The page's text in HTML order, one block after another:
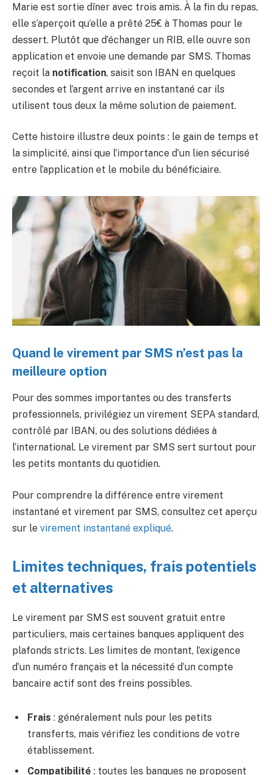
Marie est sortie dîner avec trois amis. À la fin du repas,
elle s’aperçoit qu’elle a prêté 25€ à Thomas pour le
dessert. Plutôt que d’échanger un RIB, elle ouvre son
application et envoie une demande par SMS. Thomas
reçoit la notification, saisit son IBAN en quelques
secondes et l’argent arrive en instantané car ils
utilisent tous deux la même solution de paiement.
Cette histoire illustre deux points : le gain de temps et
la simplicité, ainsi que l’importance d’un lien sécurisé
entre l’application et le mobile du bénéficiaire.
Quand le virement par SMS n’est pas la
meilleure option
Pour des sommes importantes ou des transferts
professionnels, privilégiez un virement SEPA standard,
contrôlé par IBAN, ou des solutions dédiées à
l’international. Le virement par SMS sert surtout pour
les petits montants du quotidien.
Pour comprendre la différence entre virement
instantané et virement par SMS, consultez cet aperçu
sur le virement instantané expliqué.
Limites techniques, frais potentiels
et alternatives
Le virement par SMS est souvent gratuit entre
particuliers, mais certaines banques appliquent des
plafonds stricts. Les limites de montant, l’exigence
d’un numéro français et la nécessité d’un compte
bancaire actif sont des freins possibles.
Frais : généralement nuls pour les petits
transferts, mais vérifiez les conditions de votre
établissement.
Compatibilité : toutes les banques ne proposent